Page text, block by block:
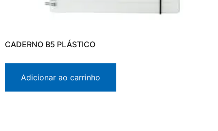
CADERNO B5 PLÁSTICO
Adicionar ao carrinho